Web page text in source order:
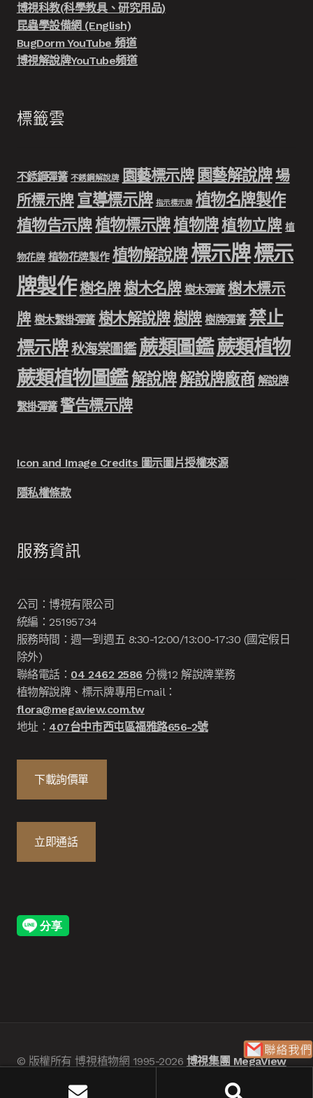
博視科教(科學教具、研究用品)
昆蟲學設備網 (English)
BugDorm YouTube 頻道
博視解說牌YouTube頻道
標籤雲
不銹鋼彈簧 不銹鋼解說牌 園藝標示牌 園藝解說牌場
所標示牌 宣導標示牌 指示標示牌 植物名牌製作
植物告示牌植物標示牌植物牌植物立牌 植
物花牌 植物花牌製作 植物解說牌 標示牌標示
牌製作樹名牌樹木名牌 樹木彈簧 樹木標示
牌 樹木繫掛彈簧 樹木解說牌樹牌 樹牌彈簧 禁止
標示牌 秋海棠圖鑑 蕨類圖鑑蕨類植物
蕨類植物圖鑑解說牌解說牌廠商 解說牌
繫掛彈簧 警告標示牌
Icon and Image Credits 圖示圖片授權來源
隱私權條款
服務資訊
公司：博視有限公司
統編：25195734
服務時間：週一到週五 8:30-12:00/13:00-17:30 (國定假日
除外)
聯絡電話： 04 2462 2586分機12 解說牌業務
植物解說牌、標示牌專用Email：
flora@megaview.com.tw
地址： 407台中市西屯區福雅路656-2號
下載詢價單
立即通話
© 版權所有 博視植物網 1995-2026 博視集團 MegaView